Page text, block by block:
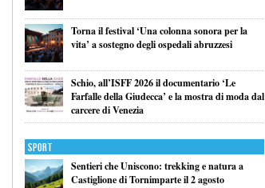
Torna il festival ‘Una colonna sonora per la
vita’ a sostegno degli ospedali abruzzesi
Schio, all’ISFF 2026 il documentario ‘Le
Farfalle della Giudecca’ e la mostra di moda dal
carcere di Venezia
Sport
Sentieri che Uniscono: trekking e natura a
Castiglione di Tornimparte il 2 agosto